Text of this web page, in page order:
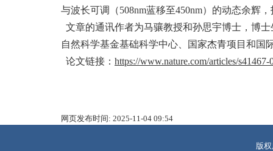
与波长可调
（508nm蓝移至450nm） 的动态余辉
文章的通讯作者为马骧教授和孙思宇博士，博
自然科学基金基础科学中心、国家杰青项目和国
论文链接： https://www.nature.com/articles/s41467-
网页发布时间: 2025-11-04 09:54
版